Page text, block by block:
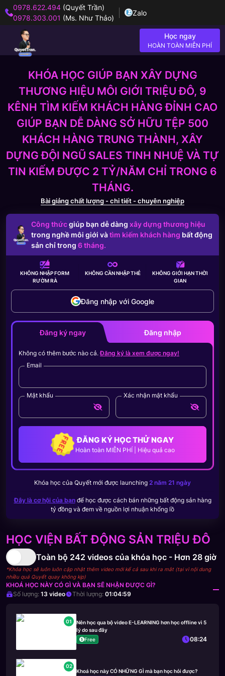
0978.622.494 (Quyết Trần)
0978.303.001 (Ms. Như Thảo)
Zalo
Học ngay
HOÀN TOÀN MIỄN PHÍ
HỌC VIỆN BẤT ĐỘNG SẢN TRIỆU ĐÔ
Toàn bộ 242 videos của khóa học - Hơn 28 giờ
*Khóa học sẽ luôn luôn cập nhật thêm video mới kể cả sau khi ra mắt (tại vì nội dung
nhiều quá Quyết quay không kịp)
KHOÁ HỌC NÀY CÓ GÌ VÀ BẠN SẼ NHẬN ĐƯỢC GÌ?
Số lượng: 13 video Thời lượng: 01:04:59
01
Nên học qua bộ video E-LEARNING hơn học offline vì 5
lý do sau đây
Free
08:24
02
Khoá học này CÓ NHỮNG GÌ mà bạn học hỏi được?
KHÓA HỌC GIÚP BẠN XÂY DỰNG
THƯƠNG HIỆU MÔI GIỚI TRIỆU ĐÔ, 9
KÊNH TÌM KIẾM KHÁCH HÀNG ĐỈNH CAO
GIÚP BẠN DỄ DÀNG SỞ HỮU TỆP 500
KHÁCH HÀNG TRUNG THÀNH, XÂY
DỰNG ĐỘI NGŨ SALES TINH NHUỆ VÀ TỰ
TIN KIẾM ĐƯỢC 2 TỶ/NĂM CHỈ TRONG 6
THÁNG.
Bài giảng chất lượng - chi tiết - chuyên nghiệp
Công thứcgiúp bạn dễ dàng xây dựng thương hiệu
trong nghề môi giới vàtìm kiếm khách hàng bất động
sản chỉ trong 6 tháng.
KHÔNG NHẬP FORM
RƯỜM RÀ
KHÔNG CẦNNHẬP THẺ KHÔNG GIỚI HẠNTHỜI
GIAN
Đăng nhập với Google
Đăng ký ngay Đăng nhập
Không có thêm bước nào cả.Đăng ký là xem được ngay!
Email
Mật khẩu Xác nhận mật khẩu
ĐĂNG KÝ HỌC THỬ NGAY
Hoàn toàn MIỄN PHÍ | Hiệu quả cao
Khóa học của Quyết mới được launching 2 năm 21 ngày
Đây là cơ hội của bạnđể học được cách bán những bất động sản hàng
tỷ đồng và đem về nguồn lợi nhuận khổng lồ